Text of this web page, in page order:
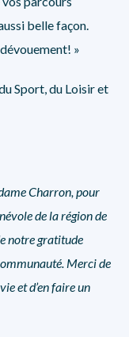
belle façon.
»
Sport, du Loisir et
Charron, pour
de la région de
notre gratitude
Merci de
et d’en faire un